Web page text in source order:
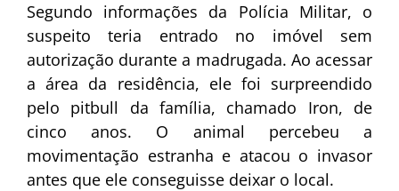
Segundo informações da Polícia Militar, o
suspeito teria entrado no imóvel sem
autorização durante a madrugada. Ao acessar
a área da residência, ele foi surpreendido
pelo pitbull da família, chamado Iron, de
cinco anos. O animal percebeu a
movimentação estranha e atacou o invasor
antes que ele conseguisse deixar o local.